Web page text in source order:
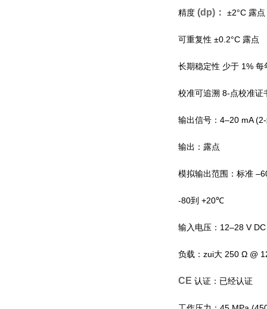
精度 (dp)： ±2°C 露点
可重复性 ±0.2°C 露点
长期稳定性 少于 1% 每
校准可追溯 8-点校准证
输出信号： 4–20 mA (2-
输出：露点
模拟输出范围：标准
-80到 +20℃
输入电压： 12–28 V DC
负载：zui大 250 Ω @
CE 认证：已经认证